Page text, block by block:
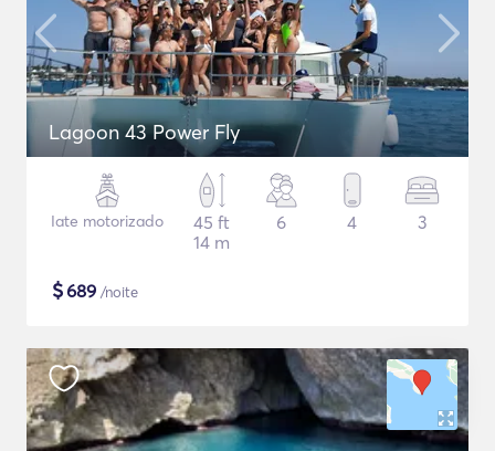
Lagoon 43 Power Fly
Iate motorizado
45 ft
14 m
6 4 3
$689 /noite